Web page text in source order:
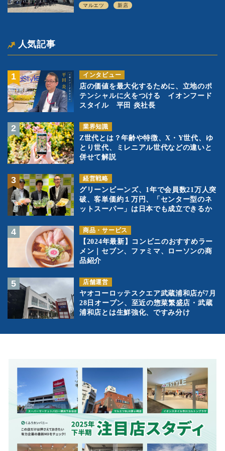
ル」の実験を集大成、駅前立地受け、寿
マルエツ 新店
人気記事
インタビュー
店の価値を最大化するために、立地のポ
テンシャルに火をつける イオンフード
スタイル 平田 炎社長
業界知識
Z世代とは？年齢や特徴、X・Y世代、ゆ
とり世代、ミレニアル世代などの違いと
併せて解説
経営戦略
グリーンビーンズ、1年で会員数21万人突
破、客単価約１万円、「センター型のネ
ットスーパー」は日本でも成立できるか
商品・サービス
【2024年最新】コンビニのおすすめラー
メン｜セブン、ファミマ、ローソンの商
品紹介
店舗運営
ヤオコーロッテスクエア武蔵浦和店が7月
28日オープン、至近の惣菜繁盛店・武蔵
浦和店とは生鮮強化、ですみ分け